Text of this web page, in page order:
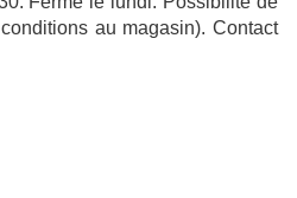
au magasin). Contact